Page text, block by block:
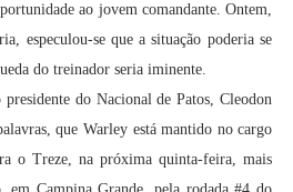
ao jovem comandante. Ontem,
especulou-se que a situação poderia se
do treinador seria iminente.
do Nacional de Patos, Cleodon
que Warley está mantido no cargo
o Treze, na próxima quinta-feira, mais